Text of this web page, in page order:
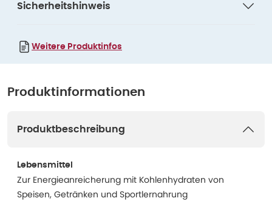
Sicherheitshinweis
Weitere Produktinfos
Produktinformationen
Produktbeschreibung
Lebensmittel
Zur Energieanreicherung mit Kohlenhydraten von
Speisen, Getränken und Sportlernahrung